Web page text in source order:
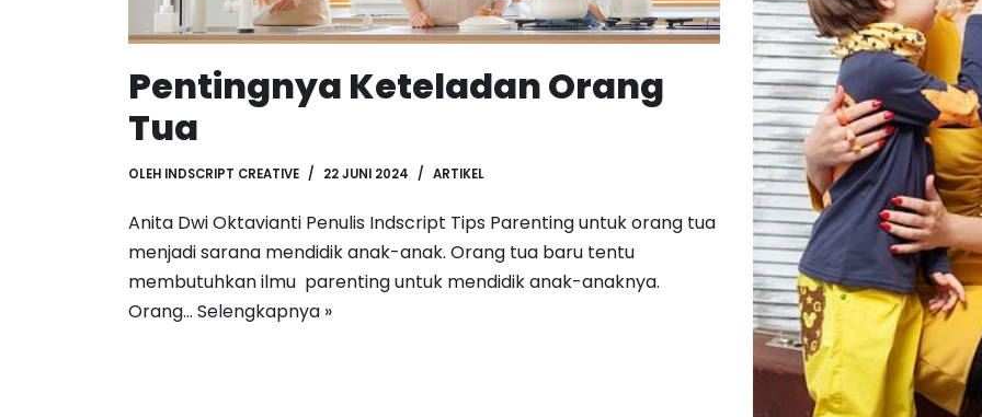
Pentingnya Keteladan Orang
Tua
OLEH INDSCRIPT CREATIVE 22 JUNI 2024 ARTIKEL
Anita Dwi Oktavianti Penulis Indscript Tips Parenting untuk orang tua
menjadi sarana mendidik anak-anak. Orang tua baru tentu
membutuhkan ilmu parenting untuk mendidik anak-anaknya.
Orang… Selengkapnya »